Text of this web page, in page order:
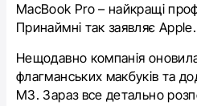
MacBook Pro – найкращі
Принаймні так заявляє Apple.
Нещодавно компанія оновила
флагманських макбуків та
M3. Зараз все детально